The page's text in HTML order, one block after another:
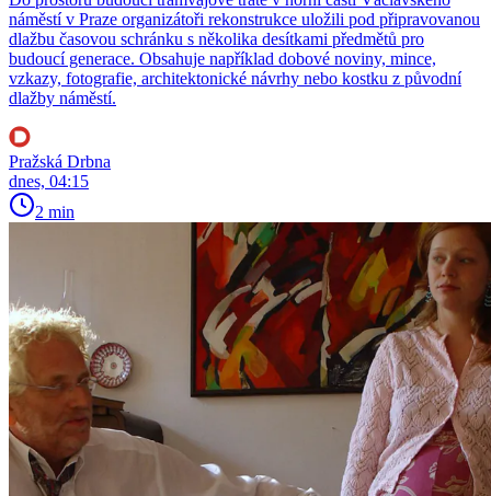
náměstí v Praze organizátoři rekonstrukce uložili pod připravovanou
dlažbu časovou schránku s několika desítkami předmětů pro
budoucí generace. Obsahuje například dobové noviny, mince,
vzkazy, fotografie, architektonické návrhy nebo kostku z původní
dlažby náměstí.
Pražská Drbna
dnes, 04:15
2 min